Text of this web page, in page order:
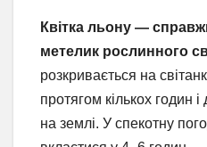
Квітка льону —
метелик рослинного
розкривається на
протягом кількох годин
на землі. У спекотну